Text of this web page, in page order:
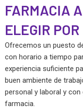
FARMACIA
ELEGIR
Ofrecemos un puesto
con horario a tiempo
experiencia suficiente
buen ambiente de
personal y laboral y
farmacia.